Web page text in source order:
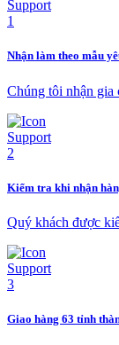
Nhận làm theo mẫu
Chúng tôi nhận gia
Kiểm tra khi nhận
Quý khách được
Giao hàng 63 tỉnh